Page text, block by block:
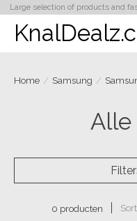
Large selection of products and
Home / Samsung /
Alle
0 producten